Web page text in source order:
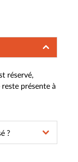
réservé,
présente à
?